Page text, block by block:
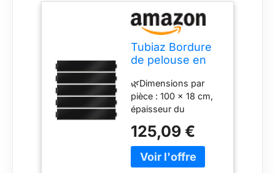
Tubiaz Bordure
de pelouse en
100 x 18 cm,
Bord de Tonte
pour palissade,
parterres de
Jardin,
différentes
Longueurs
🌿Dimensions par
pièce : 100 x 18 cm,
épaisseur du
longueur totale : 50
m. Matériau : acier
galvanisé, ne rouille
125,09 €